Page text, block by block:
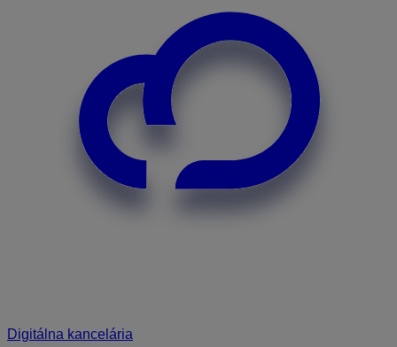
Digitálna kancelária